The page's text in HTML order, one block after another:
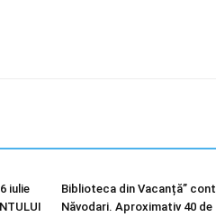
iulie
Biblioteca din Vacanță”
Năvodari. Aproximativ 40 de